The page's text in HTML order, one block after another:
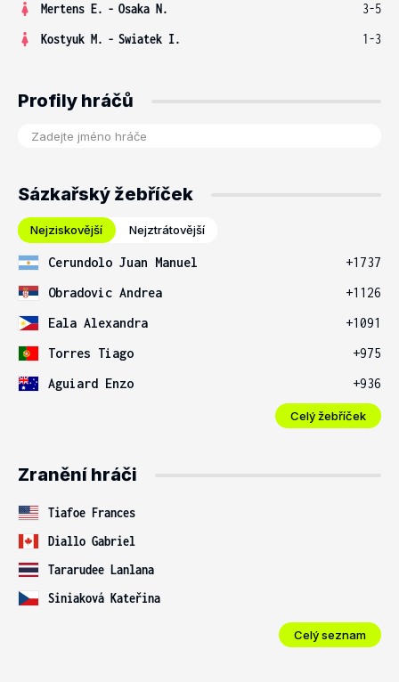
Mertens E. - Osaka N.
3-5
Kostyuk M. - Swiatek I. 1-3
Profily hráčů
Sázkařský žebříček
Nejziskovější Nejztrátovější
Cerundolo Juan Manuel
+1737
Obradovic Andrea
+1126
Eala Alexandra
+1091
Torres Tiago
+975
Aguiard Enzo
+936
Celý žebříček
Zranění hráči
Tiafoe Frances
Diallo Gabriel
Tararudee Lanlana
Siniaková Kateřina
Celý seznam